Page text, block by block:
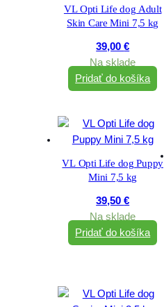
VL Opti Life dog Adult
Skin Care Mini 7,5 kg
39,00€
Na sklade
Pridať do košíka
VL Opti Life dog Puppy
Mini 7,5 kg
39,50€
Na sklade
Pridať do košíka